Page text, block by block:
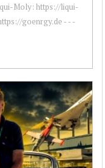
Moly: https://liqui-
goenrgy.de - - -